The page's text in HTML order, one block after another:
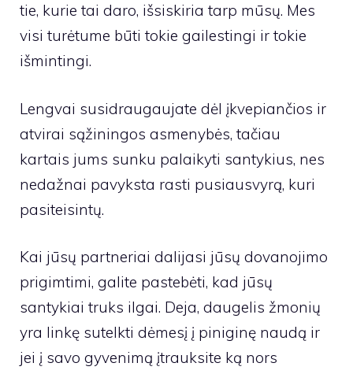
tie, kurie tai daro, išsiskiria tarp mūsų. Mes
visi turėtume būti tokie gailestingi ir tokie
išmintingi.
Lengvai susidraugaujate dėl įkvepiančios ir
atvirai sąžiningos asmenybės, tačiau
kartais jums sunku palaikyti santykius, nes
nedažnai pavyksta rasti pusiausvyrą, kuri
pasiteisintų.
Kai jūsų partneriai dalijasi jūsų dovanojimo
prigimtimi, galite pastebėti, kad jūsų
santykiai truks ilgai. Deja, daugelis žmonių
yra linkę sutelkti dėmesį į piniginę naudą ir
jei į savo gyvenimą įtrauksite ką nors